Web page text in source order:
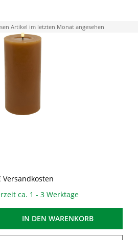
Artikel im letzten Monat angesehen
Versandkosten
ca. 1 - 3 Werktage
IN DEN WARENKORB